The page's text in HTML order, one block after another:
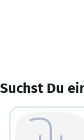
Suchst Du